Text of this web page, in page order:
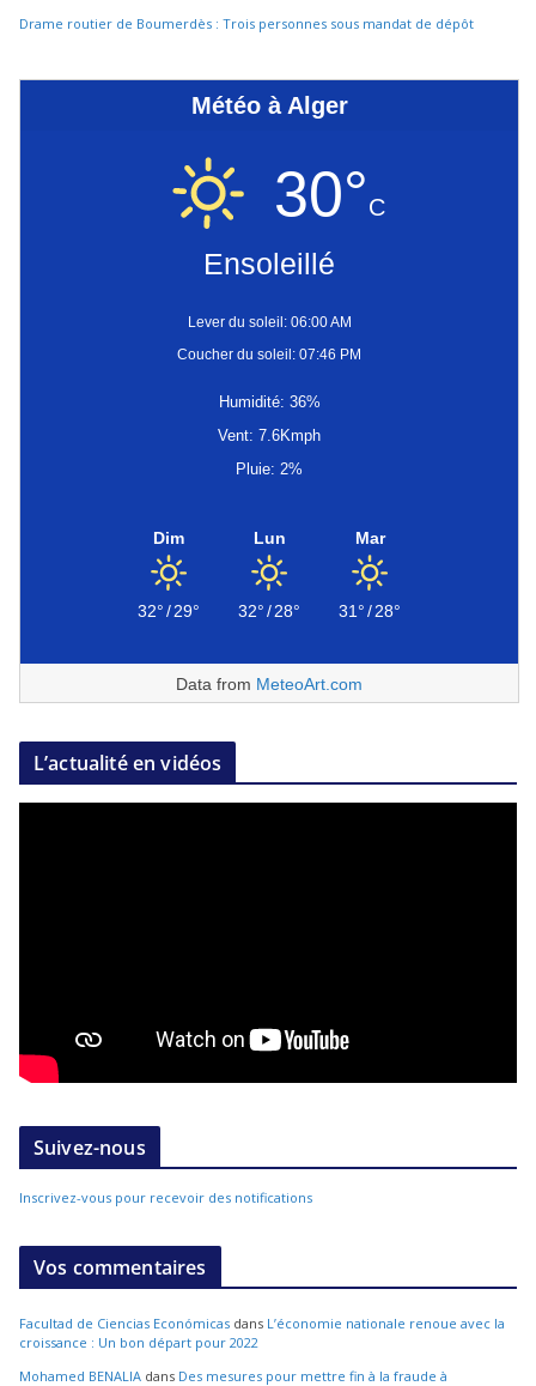
Drame routier de Boumerdès : Trois personnes sous mandat de dépôt
Météo à Alger
30°C
Ensoleillé
Lever du soleil: 06:00 AM
Coucher du soleil: 07:46 PM
Humidité: 36%
Vent: 7.6Kmph
Pluie: 2%
Dim
32°/29°
Lun
32°/28°
Mar
31°/28°
Data from MeteoArt.com
L’actualité en vidéos
Suivez-nous
Inscrivez-vous pour recevoir des notifications
Vos commentaires
Facultad de Ciencias Económicas dans L’économie nationale renoue avec la
croissance : Un bon départ pour 2022
Mohamed BENALIA dans Des mesures pour mettre fin à la fraude à